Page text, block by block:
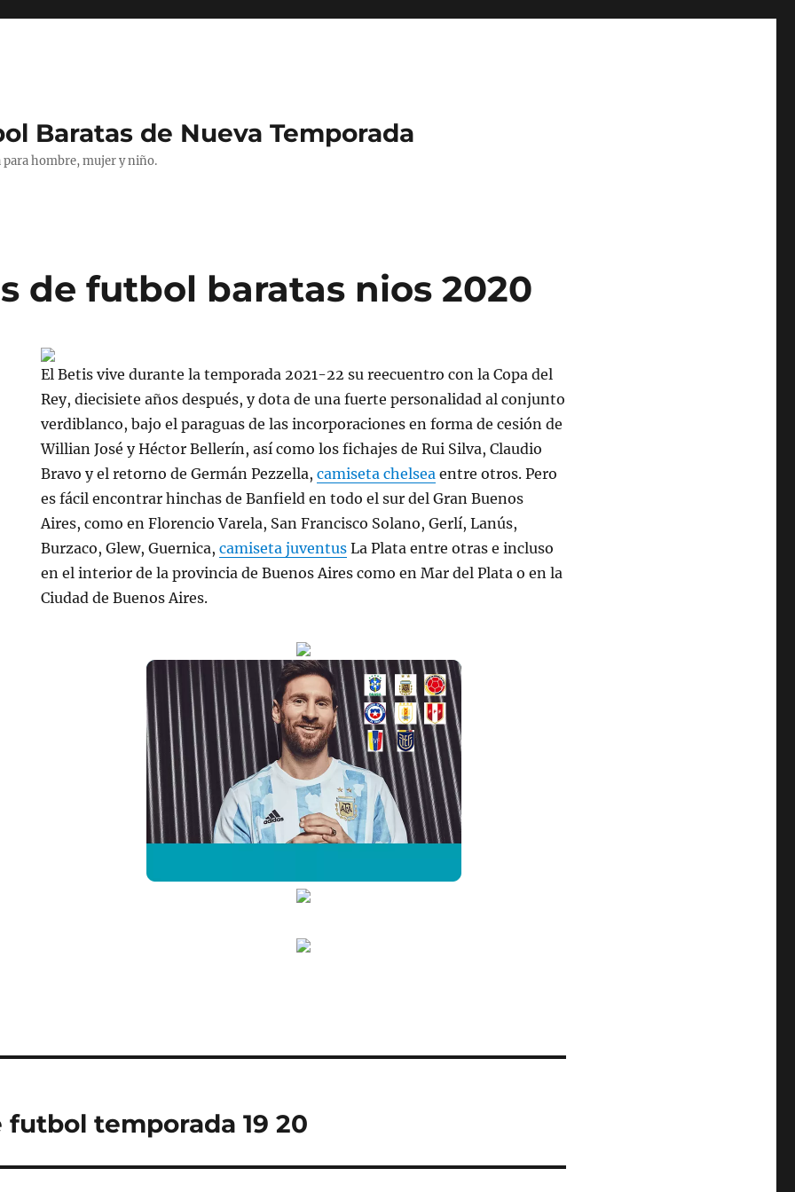
Baratas de Nueva Temporada
para hombre, mujer y niño.
de futbol baratas nios 2020
El Betis vive durante la temporada 2021-22 su reecuentro con la Copa del
Rey, diecisiete años después, y dota de una fuerte personalidad al conjunto
verdiblanco, bajo el paraguas de las incorporaciones en forma de cesión de
Willian José y Héctor Bellerín, así como los fichajes de Rui Silva, Claudio
Bravo y el retorno de Germán Pezzella,camiseta chelsea entre otros. Pero
es fácil encontrar hinchas de Banfield en todo el sur del Gran Buenos
Aires, como en Florencio Varela, San Francisco Solano, Gerlí, Lanús,
Burzaco, Glew, Guernica,camiseta juventus La Plata entre otras e incluso
en el interior de la provincia de Buenos Aires como en Mar del Plata o en la
Ciudad de Buenos Aires.
futbol temporada 19 20